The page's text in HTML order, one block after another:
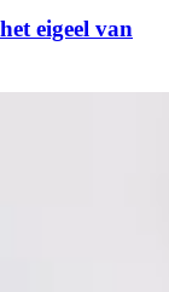
eigeel van